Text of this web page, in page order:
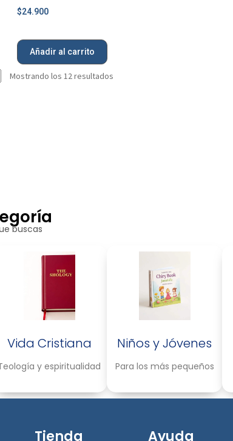
$24.900
Añadir al carrito
Mostrando los 12 resultados
buscas
Vida Cristiana
y espiritualidad
Niños y Jóvenes
Para los más pequeños
Tienda Ayuda